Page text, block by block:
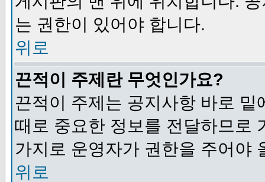
는 권한이 있어야 합니다.
위로
끈적이 주제란 무엇인가요?
끈적이 주제는 공지사항 바로
때로 중요한 정보를 전달하므로
가지로 운영자가 권한을 주어야
위로